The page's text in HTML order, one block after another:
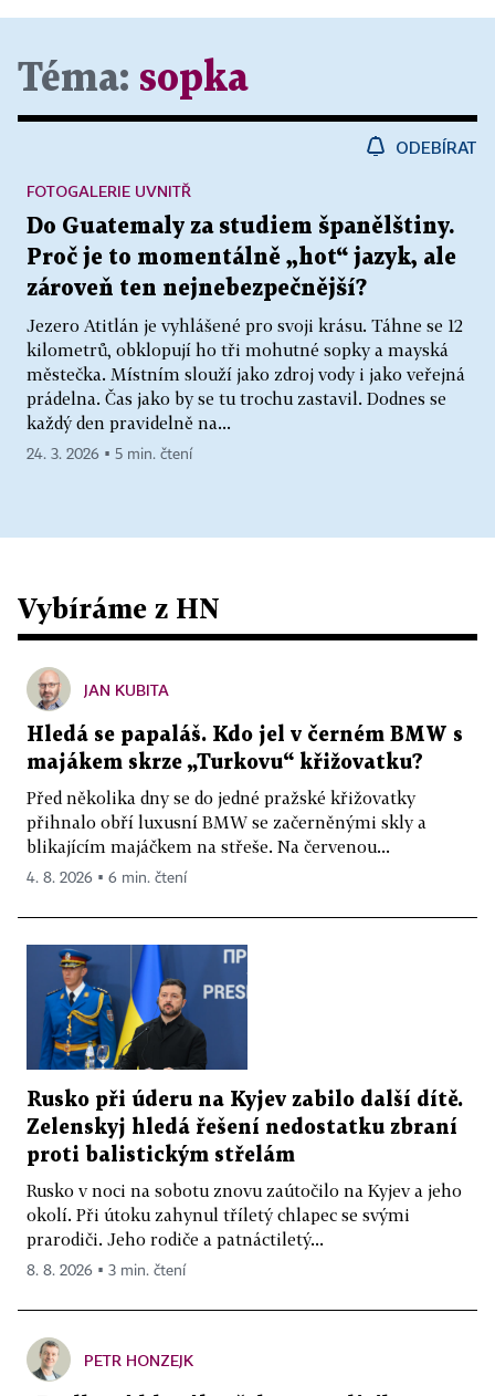
Téma: sopka
ODEBÍRAT
Do Guatemaly za studiem španělštiny.
Proč je to momentálně „hot“ jazyk, ale
zároveň ten nejnebezpečnější?
Jezero Atitlán je vyhlášené pro svoji krásu. Táhne se 12
kilometrů, obklopují ho tři mohutné sopky a mayská
městečka. Místním slouží jako zdroj vody i jako veřejná
prádelna. Čas jako by se tu trochu zastavil. Dodnes se
každý den pravidelně na...
FOTOGALERIE UVNITŘ
24. 3. 2026 ▪ 5 min. čtení
Vybíráme z HN
JAN KUBITA
Hledá se papaláš. Kdo jel v černém BMW s
majákem skrze „Turkovu“ křižovatku?
Před několika dny se do jedné pražské křižovatky
přihnalo obří luxusní BMW se začerněnými skly a
blikajícím majáčkem na střeše. Na červenou...
4. 8. 2026 ▪ 6 min. čtení
Rusko při úderu na Kyjev zabilo další dítě.
Zelenskyj hledá řešení nedostatku zbraní
proti balistickým střelám
Rusko v noci na sobotu znovu zaútočilo na Kyjev a jeho
okolí. Při útoku zahynul tříletý chlapec se svými
prarodiči. Jeho rodiče a patnáctiletý...
8. 8. 2026 ▪ 3 min. čtení
PETR HONZEJK